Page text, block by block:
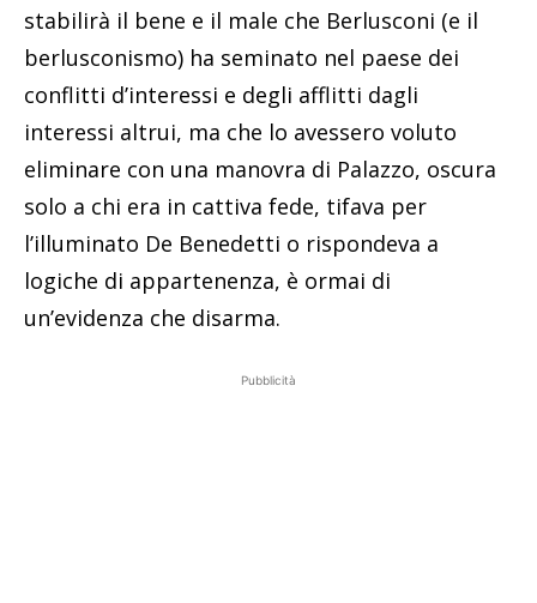
stabilirà il bene e il male che Berlusconi (e il
berlusconismo) ha seminato nel paese dei
conflitti d’interessi e degli afflitti dagli
interessi altrui, ma che lo avessero voluto
eliminare con una manovra di Palazzo, oscura
solo a chi era in cattiva fede, tifava per
l’illuminato De Benedetti o rispondeva a
logiche di appartenenza, è ormai di
un’evidenza che disarma.
Pubblicità